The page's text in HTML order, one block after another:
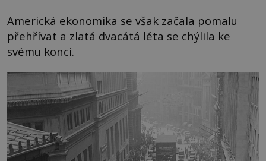
Americká ekonomika se však začala pomalu
přehřívat a zlatá dvacátá léta se chýlila ke
svému konci.